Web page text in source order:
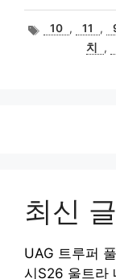
태10 , 11 ,
치
,
최신 글
UAG 트루퍼
시S26 울트라